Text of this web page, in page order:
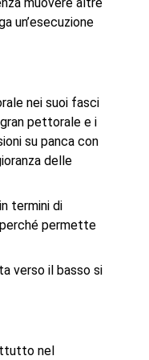
un’esecuzione
nei suoi fasci
pettorale e i
su panca con
delle
termini di
permette
verso il basso si
nel